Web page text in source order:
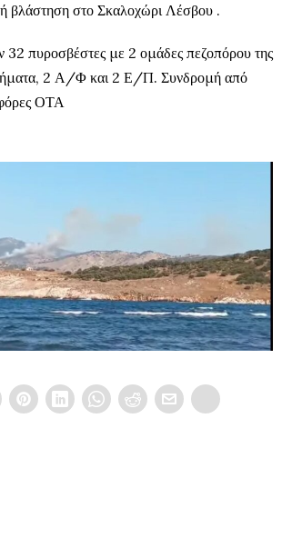
βλάστηση στο Σκαλοχώρι Λέσβου .
32 πυροσβέστες με 2 ομάδες πεζοπόρου της
2 Α/Φ και 2 Ε/Π. Συνδρομή από
ΟΤΑ